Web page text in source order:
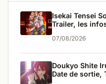
Isekai Tensei
Trailer, les
07/08/2026
Doukyo Shite
Date de sortie,